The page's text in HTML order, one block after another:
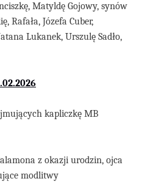
Matyldę Gojowy, synów
Rafała, Józefa Cuber,
Lukanek, Urszulę Sadło,
.02.2026
kapliczkę MB
z okazji urodzin, ojca
modlitwy